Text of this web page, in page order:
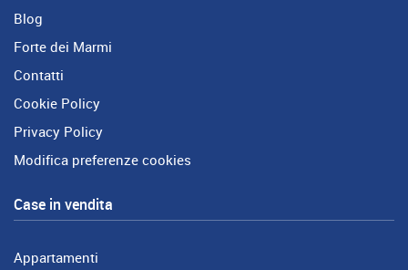
Blog
Forte dei Marmi
Contatti
Cookie Policy
Privacy Policy
Modifica preferenze cookies
Case in vendita
Appartamenti